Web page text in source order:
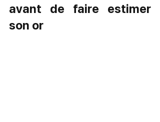
avant de faire estimer
son or